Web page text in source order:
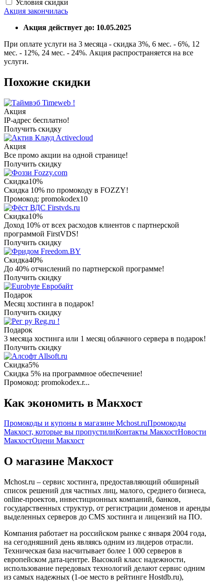
Условия скидки
Акция закончилась
Акция действует до: 10.05.2025
При оплате услуги на 3 месяца - скидка 3%, 6 мес. - 6%, 12
мес. - 12%, 24 мес. - 24%. Акция распространяется на все
услуги.
Похожие скидки
Timeweb !
Акция
IP-адрес бесплатно!
Получить скидку
Activecloud
Акция
Все промо акции на одной странице!
Получить скидку
Fozzy.com
Скидка10%
Скидка 10% по промокоду в FOZZY!
Промокод: promokodex10
Firstvds.ru
Скидка10%
Доход 10% от всех расходов клиентов с партнерской
программой FirstVDS!
Получить скидку
Freedom.BY
Скидка40%
До 40% отчислений по партнерской программе!
Получить скидку
Евробайт
Подарок
Месяц хостинга в подарок!
Получить скидку
Reg.ru !
Подарок
3 месяца хостинга или 1 месяц облачного сервера в подарок!
Получить скидку
Allsoft.ru
Скидка5%
Скидка 5% на программное обеспечение!
Промокод: promokodex.r...
Как экономить в Макхост
Промокоды и купоны в магазине Mchost.ruПромокоды
Макхост, которые вы пропустилиКонтакты МакхостНовости
МакхостОцени Макхост
О магазине Макхост
Mchost.ru – сервис хостинга, предоставляющий обширный
список решений для частных лиц, малого, среднего бизнеса,
online-проектов, инвестиционных компаний, банков,
государственных структур, от регистрации доменов и аренды
выделенных серверов до CMS хостинга и лицензий на ПО.
Компания работает на российском рынке с января 2004 года,
на сегодняшний день являясь одним из лидеров отрасли.
Техническая база насчитывает более 1 000 серверов в
европейском дата-центре. Высокий класс надежности,
использование передовых технологий делают сервис одним
из самых надежных (1-ое место в рейтинге Hostdb.ru),